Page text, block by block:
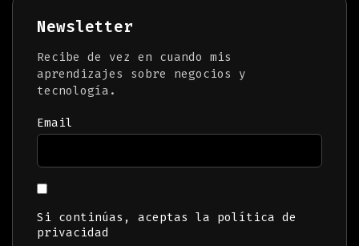
Newsletter
Recibe de vez en cuando mis
aprendizajes sobre negocios y
tecnología.
Email
Si continúas, aceptas la política de
privacidad